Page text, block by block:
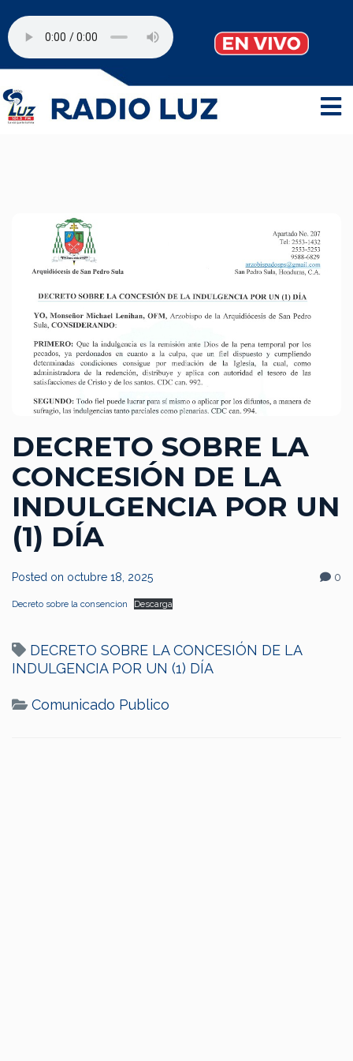
DECRETO SOBRE LA
CONCESIÓN DE LA
INDULGENCIA POR UN
(1) DÍA
Posted on octubre 18, 2025 0
Decreto sobre la consencion Descarga
DECRETO SOBRE LA CONCESIÓN DE LA
INDULGENCIA POR UN (1) DÍA
Comunicado Publico